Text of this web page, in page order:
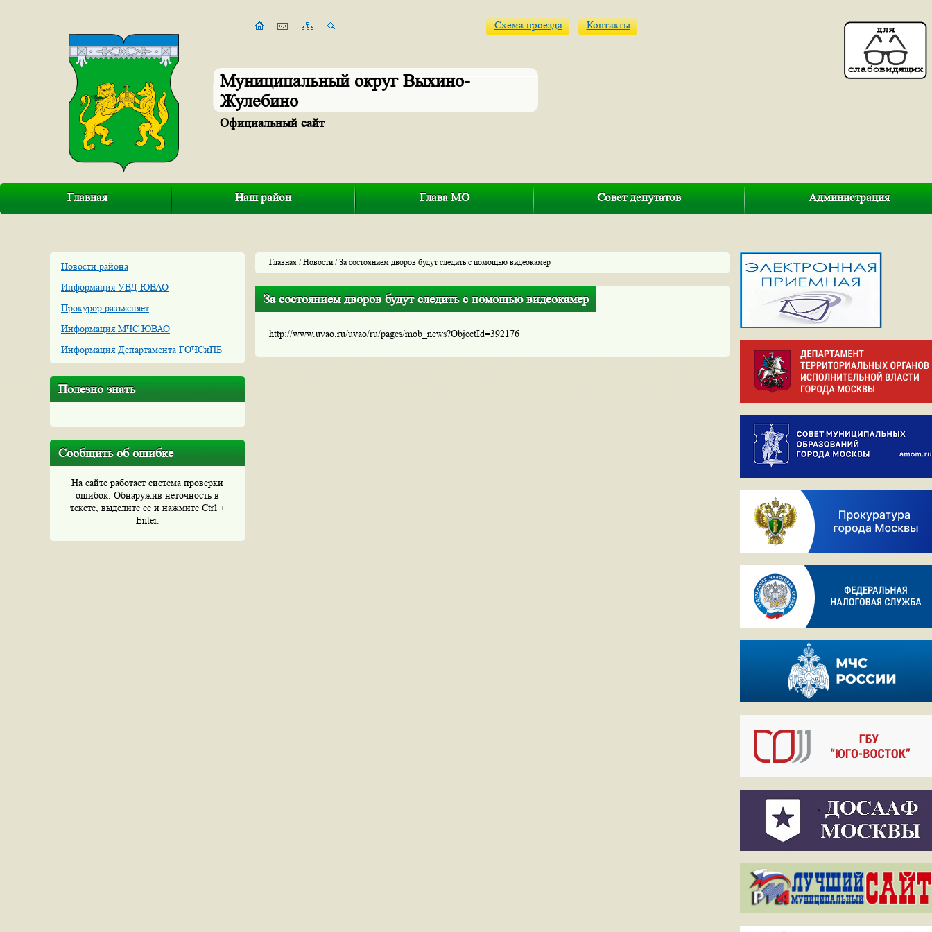
Муниципальный округ Выхино-
Жулебино
Официальный сайт
Схема проезда Контакты
Главная Наш район Глава МО Совет депутатов Администрация
Новости района
Информация УВД ЮВАО
Прокурор разъясняет
Информация МЧС ЮВАО
Информация Департамента ГОЧСиПБ
Полезно знать
Сообщить об ошибке
На сайте работает система проверки
ошибок. Обнаружив неточность в
тексте, выделите ее и нажмите Ctrl +
Enter.
Главная /Новости/ За состоянием дворов будут следить с помощью видеокамер
За состоянием дворов будут следить с помощью видеокамер
http://www.uvao.ru/uvao/ru/pages/mob_news?ObjectId=392176